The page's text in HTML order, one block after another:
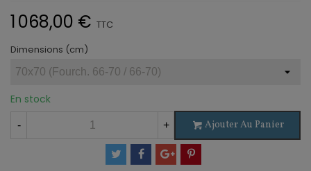
1 068,00 € TTC
Dimensions (cm)
En stock
- + Ajouter Au Panier